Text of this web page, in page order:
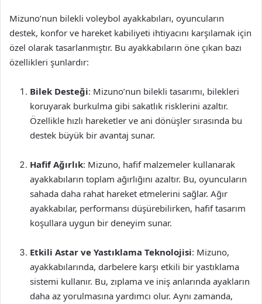
Mizuno’nun bilekli voleybol ayakkabıları, oyuncuların
destek, konfor ve hareket kabiliyeti ihtiyacını karşılamak için
özel olarak tasarlanmıştır. Bu ayakkabıların öne çıkan bazı
özellikleri şunlardır:
Bilek Desteği: Mizuno’nun bilekli tasarımı, bilekleri
koruyarak burkulma gibi sakatlık risklerini azaltır.
Özellikle hızlı hareketler ve ani dönüşler sırasında bu
destek büyük bir avantaj sunar.
Hafif Ağırlık: Mizuno, hafif malzemeler kullanarak
ayakkabıların toplam ağırlığını azaltır. Bu, oyuncuların
sahada daha rahat hareket etmelerini sağlar. Ağır
ayakkabılar, performansı düşürebilirken, hafif tasarım
koşullara uygun bir deneyim sunar.
Etkili Astar ve Yastıklama Teknolojisi: Mizuno,
ayakkabılarında, darbelere karşı etkili bir yastıklama
sistemi kullanır. Bu, zıplama ve iniş anlarında ayakların
daha az yorulmasına yardımcı olur. Aynı zamanda,